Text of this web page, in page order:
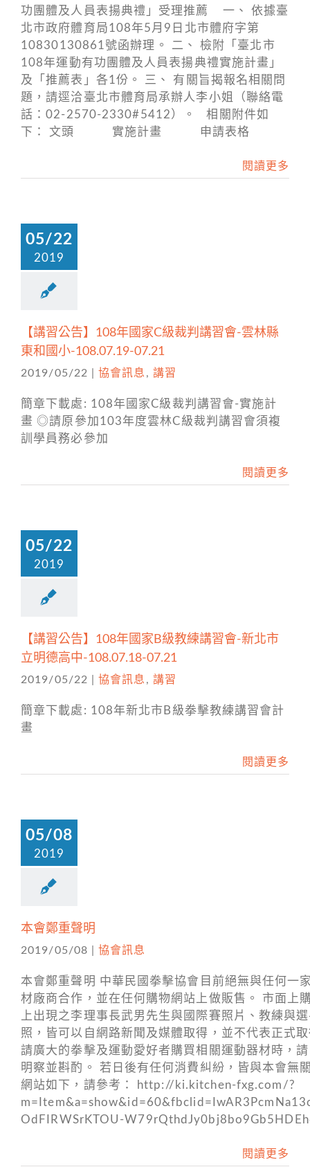
功團體及人員表揚典禮」受理推薦 一、 依據臺
北市政府體育局108年5月9日北市體府字第
10830130861號函辦理。 二、 檢附「臺北市
108年運動有功團體及人員表揚典禮實施計畫」
及「推薦表」各1份。 三、 有關旨揭報名相關問
題，請逕洽臺北市體育局承辦人李小姐（聯絡電
話：02-2570-2330#5412）。 相關附件如
下： 文頭 實施計畫 申請表格
閱讀更多
05/22
2019
【講習公告】108年國家C級裁判講習會-雲林縣
東和國小-108.07.19-07.21
2019/05/22 協會訊息 , 講習
簡章下載處: 108年國家C級裁判講習會-實施計
畫 ◎請原參加103年度雲林C級裁判講習會須複
訓學員務必參加
閱讀更多
05/22
2019
【講習公告】108年國家B級教練講習會-新北市
立明德高中-108.07.18-07.21
2019/05/22 協會訊息 , 講習
簡章下載處: 108年新北市B級拳擊教練講習會計
畫
閱讀更多
05/08
2019
本會鄭重聲明
2019/05/08 協會訊息
本會鄭重聲明 中華民國拳擊協會目前絕無與任何一
材廠商合作，並在任何購物網站上做販售。 市面上
上出現之李理事長武男先生與國際賽照片、教練與
照，皆可以自網路新聞及媒體取得，並不代表正式
請廣大的拳擊及運動愛好者購買相關運動器材時，
明察並斟酌。 若日後有任何消費糾紛，皆與本會無
網站如下，請參考： http://ki.kitchen-fxg.com/?
OdFIRWSrKTOU-
閱讀更多